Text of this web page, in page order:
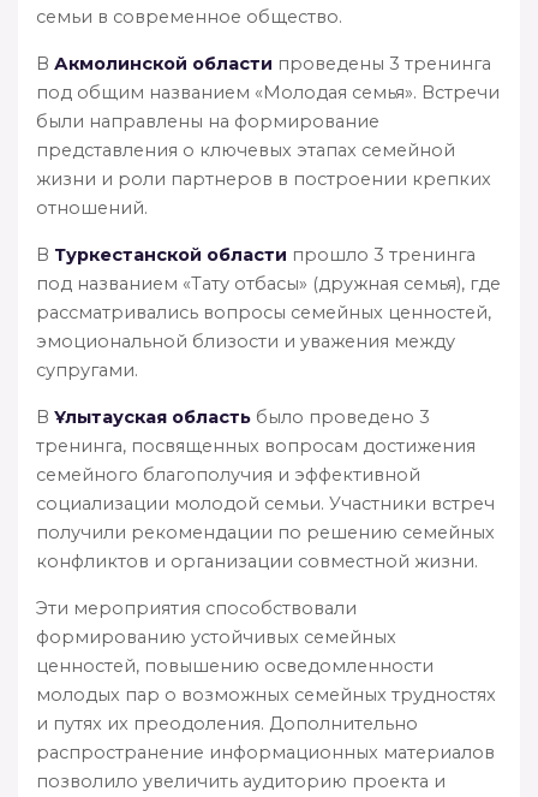
семьи в современное общество.
В Акмолинской области проведены 3 тренинга
под общим названием «Молодая семья». Встречи
были направлены на формирование
представления о ключевых этапах семейной
жизни и роли партнеров в построении крепких
отношений.
В Туркестанской области прошло 3 тренинга
под названием «Тату отбасы» (дружная семья), где
рассматривались вопросы семейных ценностей,
эмоциональной близости и уважения между
супругами.
В Ұлытауская область было проведено 3
тренинга, посвященных вопросам достижения
семейного благополучия и эффективной
социализации молодой семьи. Участники встреч
получили рекомендации по решению семейных
конфликтов и организации совместной жизни.
Эти мероприятия способствовали
формированию устойчивых семейных
ценностей, повышению осведомленности
молодых пар о возможных семейных трудностях
и путях их преодоления. Дополнительно
распространение информационных материалов
позволило увеличить аудиторию проекта и